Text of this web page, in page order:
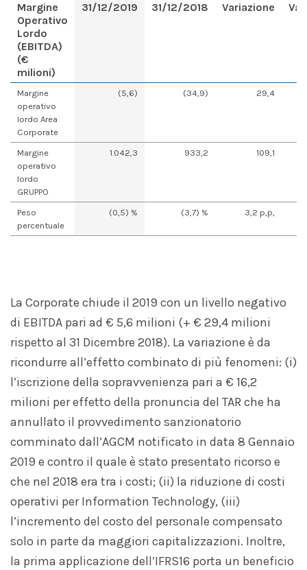
Margine
Operativo
Lordo
(EBITDA)
(€
milioni)
31/12/2019 31/12/2018 Variazione
Margine
operativo
lordo Area
Corporate
(5,6) (34,9) 29,4
Margine
operativo
lordo
GRUPPO
1.042,3 933,2 109,1
Peso
percentuale
(0,5) % (3,7) % 3,2 p,p,
La Corporate chiude il 2019 con un livello negativo
di EBITDA pari ad € 5,6 milioni (+ € 29,4 milioni
rispetto al 31 Dicembre 2018). La variazione è da
ricondurre all’effetto combinato di più fenomeni: (i)
l’iscrizione della sopravvenienza pari a € 16,2
milioni per effetto della pronuncia del TAR che ha
annullato il provvedimento sanzionatorio
comminato dall’AGCM notificato in data 8 Gennaio
2019 e contro il quale è stato presentato ricorso e
che nel 2018 era tra i costi; (ii) la riduzione di costi
operativi per Information Technology, (iii)
l’incremento del costo del personale compensato
solo in parte da maggiori capitalizzazioni. Inoltre,
la prima applicazione dell’IFRS16 porta un beneficio